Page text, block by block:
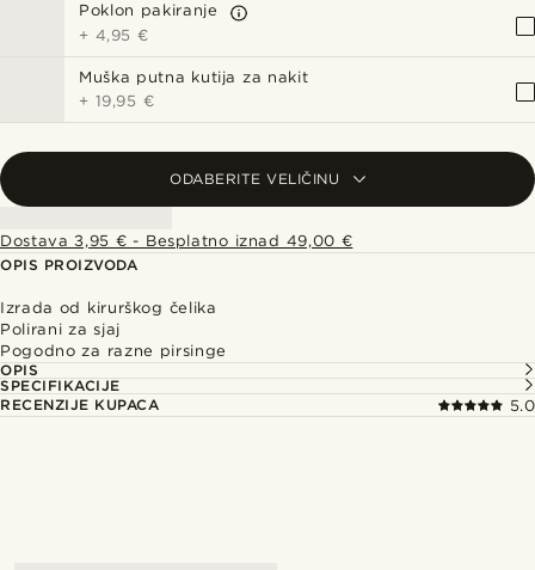
Poklon pakiranje
+ 4,95 €
Muška putna kutija za nakit
+ 19,95 €
ODABERITE VELIČINU
Dostava 3,95 € - Besplatno iznad 49,00 €
OPIS PROIZVODA
Izrada od kirurškog čelika
Polirani za sjaj
Pogodno za razne pirsinge
OPIS
SPECIFIKACIJE
RECENZIJE KUPACA
5.0